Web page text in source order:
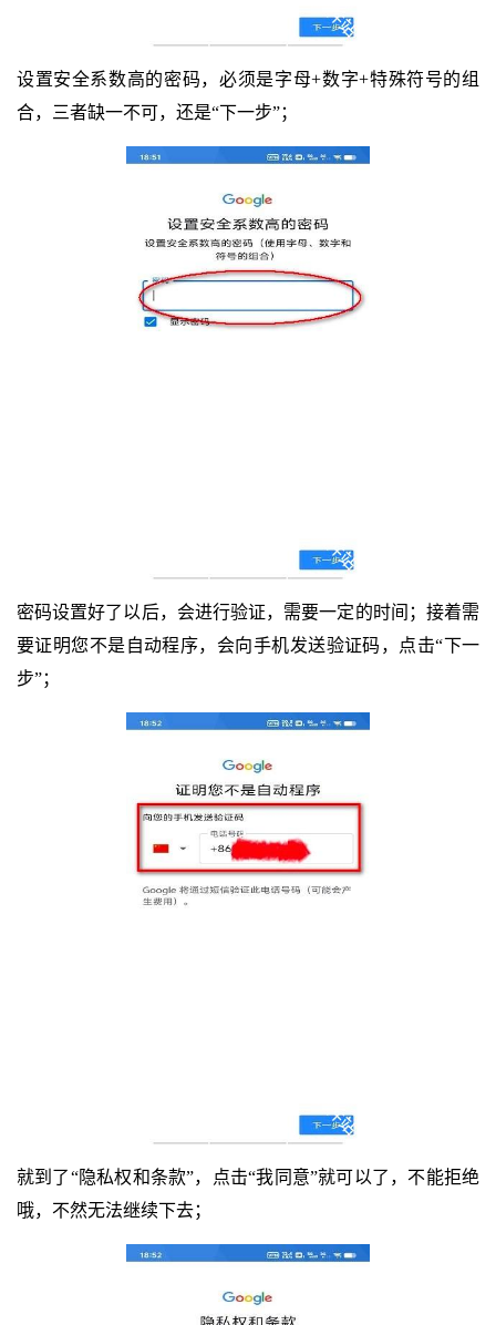
设置安全系数高的密码，必须是字母+数字+特殊符号的组
合，三者缺一不可，还是“下一步”；
密码设置好了以后，会进行验证，需要一定的时间；接着需
要证明您不是自动程序，会向手机发送验证码，点击“下一
步”；
就到了“隐私权和条款”，点击“我同意”就可以了，不能拒绝
哦，不然无法继续下去；